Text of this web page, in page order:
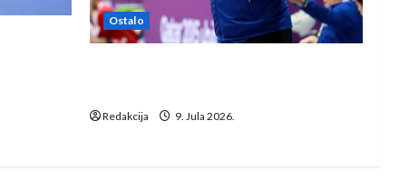
Ostalo
Redakcija 9. Jula 2026.